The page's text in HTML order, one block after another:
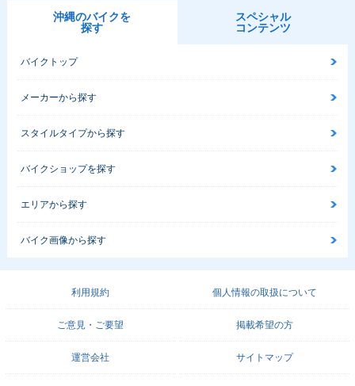
沖縄のバイクを
探す
スペシャル
コンテンツ
バイクトップ
メーカーから探す
スタイルタイプから探す
バイクショップを探す
エリアから探す
バイク画像から探す
利用規約 個人情報の取扱について
ご意見・ご要望 掲載希望の方
運営会社 サイトマップ